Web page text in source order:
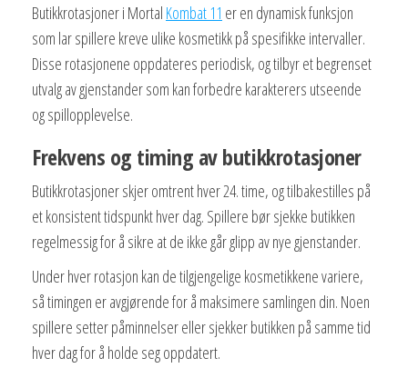
Butikkrotasjoner i Mortal Kombat 11 er en dynamisk funksjon
som lar spillere kreve ulike kosmetikk på spesifikke intervaller.
Disse rotasjonene oppdateres periodisk, og tilbyr et begrenset
utvalg av gjenstander som kan forbedre karakterers utseende
og spillopplevelse.
Frekvens og timing av butikkrotasjoner
Butikkrotasjoner skjer omtrent hver 24. time, og tilbakestilles på
et konsistent tidspunkt hver dag. Spillere bør sjekke butikken
regelmessig for å sikre at de ikke går glipp av nye gjenstander.
Under hver rotasjon kan de tilgjengelige kosmetikkene variere,
så timingen er avgjørende for å maksimere samlingen din. Noen
spillere setter påminnelser eller sjekker butikken på samme tid
hver dag for å holde seg oppdatert.